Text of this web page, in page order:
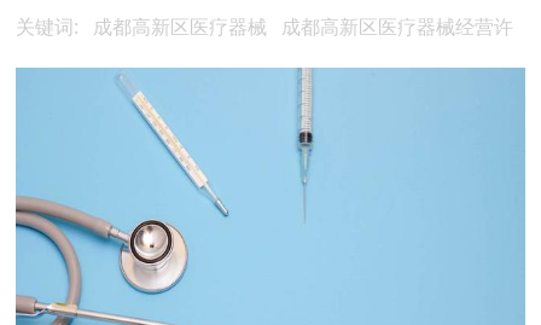
关键词:
成都高新区医疗器械 成都高新区医疗器械经营许